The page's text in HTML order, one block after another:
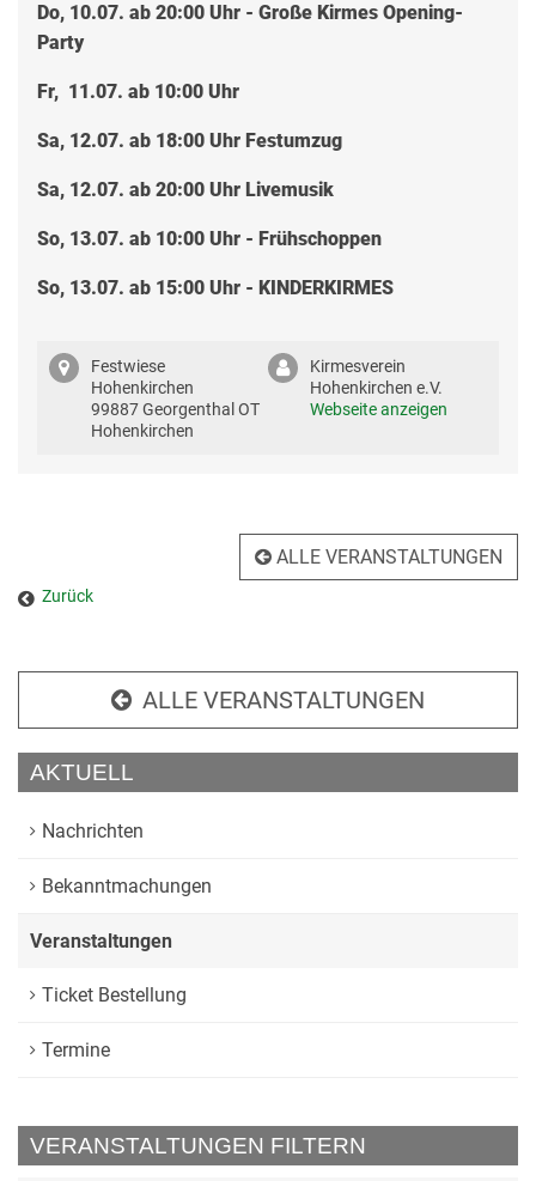
Do, 10.07. ab 20:00 Uhr - Große Kirmes Opening-
Party
Fr, 11.07. ab 10:00 Uhr
Sa, 12.07. ab 18:00 Uhr Festumzug
Sa, 12.07. ab 20:00 Uhr Livemusik
So, 13.07. ab 10:00 Uhr - Frühschoppen
So, 13.07. ab 15:00 Uhr - KINDERKIRMES
Festwiese
Hohenkirchen
99887 Georgenthal OT
Hohenkirchen
Kirmesverein
Hohenkirchen e.V.
Webseite anzeigen
ALLE VERANSTALTUNGEN
Zurück
ALLE VERANSTALTUNGEN
AKTUELL
Nachrichten
Bekanntmachungen
Veranstaltungen
Ticket Bestellung
Termine
VERANSTALTUNGEN FILTERN